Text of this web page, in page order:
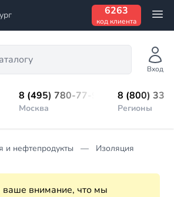
6263
код клиента
Вход
8 (495) 780-77-98
Москва
8 (800)
Регионы
и нефтепродукты Изоляция
внимание, что мы